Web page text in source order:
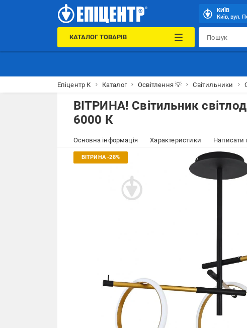
КИЇВ
Київ, вул.
КАТАЛОГ ТОВАРІВ
Епіцентр К Каталог Освітлення 💡 Світильники
ВІТРИНА! Світильник
6000 К
Основна інформація Характеристики Написати